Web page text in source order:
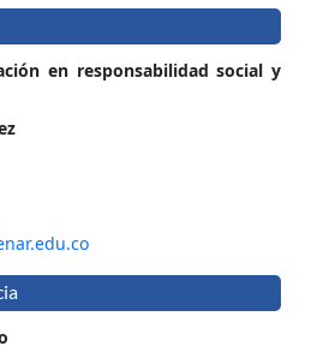
en responsabilidad social y